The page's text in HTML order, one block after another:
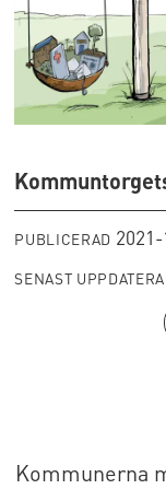
PUBLICERAD
SENAST
Kommunerna